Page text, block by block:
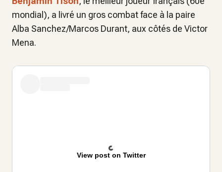
mondial), a livré un gros combat face à la paire
Alba Sanchez/Marcos Durant, aux côtés de Victor
Mena.
View post on Twitter